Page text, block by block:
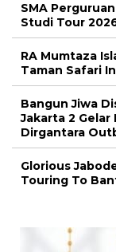
SMA
Studi Tour
RA Mumtaza
Taman Safari
Bangun Jiwa
Jakarta 2 Gelar
Dirgantara
Glorious
Touring To